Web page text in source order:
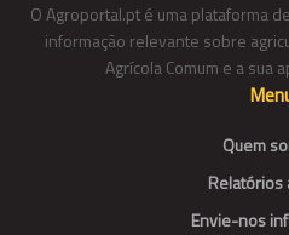
O Agroportal.pt é uma plataforma
informação relevante sobre
Agrícola Comum e a sua
Quem
Relatórios
Envie-nos